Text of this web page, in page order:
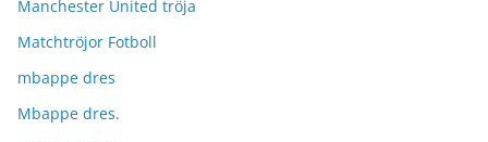
Manchester United tröja
Matchtröjor Fotboll
mbappe dres
Mbappe dres.